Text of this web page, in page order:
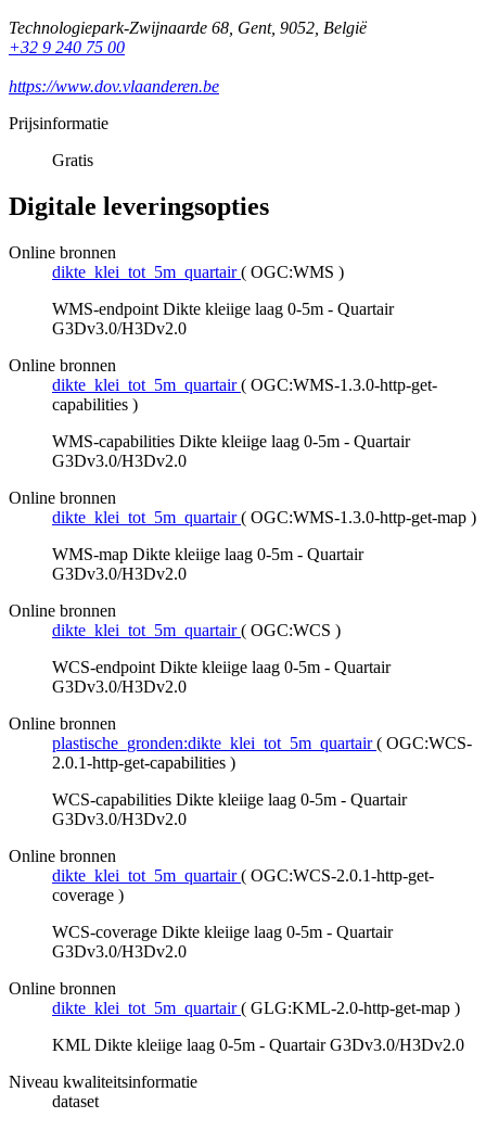
Technologiepark-Zwijnaarde 68, Gent, 9052, België
+32 9 240 75 00
https://www.dov.vlaanderen.be
Prijsinformatie
Gratis
Digitale leveringsopties
Online bronnen
dikte_klei_tot_5m_quartair ( OGC:WMS )
WMS-endpoint Dikte kleiige laag 0-5m - Quartair
G3Dv3.0/H3Dv2.0
Online bronnen
dikte_klei_tot_5m_quartair ( OGC:WMS-1.3.0-http-get-
capabilities )
WMS-capabilities Dikte kleiige laag 0-5m - Quartair
G3Dv3.0/H3Dv2.0
Online bronnen
dikte_klei_tot_5m_quartair ( OGC:WMS-1.3.0-http-get-map )
WMS-map Dikte kleiige laag 0-5m - Quartair
G3Dv3.0/H3Dv2.0
Online bronnen
dikte_klei_tot_5m_quartair ( OGC:WCS )
WCS-endpoint Dikte kleiige laag 0-5m - Quartair
G3Dv3.0/H3Dv2.0
Online bronnen
plastische_gronden:dikte_klei_tot_5m_quartair ( OGC:WCS-
2.0.1-http-get-capabilities )
WCS-capabilities Dikte kleiige laag 0-5m - Quartair
G3Dv3.0/H3Dv2.0
Online bronnen
dikte_klei_tot_5m_quartair ( OGC:WCS-2.0.1-http-get-
coverage )
WCS-coverage Dikte kleiige laag 0-5m - Quartair
G3Dv3.0/H3Dv2.0
Online bronnen
dikte_klei_tot_5m_quartair ( GLG:KML-2.0-http-get-map )
KML Dikte kleiige laag 0-5m - Quartair G3Dv3.0/H3Dv2.0
Niveau kwaliteitsinformatie
dataset